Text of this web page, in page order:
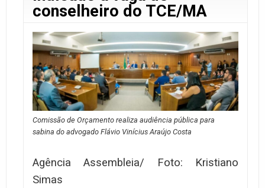
conselheiro do TCE/MA
Comissão de Orçamento realiza audiência pública para
sabina do advogado Flávio Vinícius Araújo Costa
Agência Assembleia/ Foto: Kristiano
Simas